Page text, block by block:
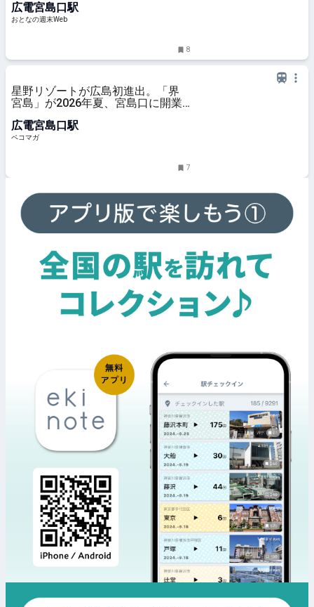
子になった背景に迫る - おとなの週
末Web
広電宮島口駅
おとなの週末Web
8
星野リゾートが広島初進出。「界
宮島」が2026年夏、宮島口に開業
広電宮島口駅
ペコマガ
7